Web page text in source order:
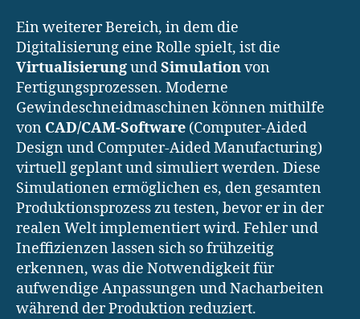
Ein weiterer Bereich, in dem die
Digitalisierung eine Rolle spielt, ist die
VirtualisierungundSimulationvon
Fertigungsprozessen. Moderne
Gewindeschneidmaschinen können mithilfe
von CAD/CAM-Software (Computer-Aided
Design und Computer-Aided Manufacturing)
virtuell geplant und simuliert werden. Diese
Simulationen ermöglichen es, den gesamten
Produktionsprozess zu testen, bevor er in der
realen Welt implementiert wird. Fehler und
Ineffizienzen lassen sich so frühzeitig
erkennen, was die Notwendigkeit für
aufwendige Anpassungen und Nacharbeiten
während der Produktion reduziert.